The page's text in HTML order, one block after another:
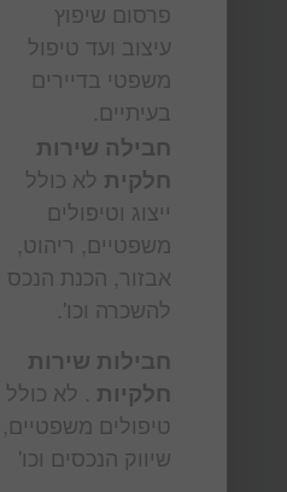
פרסום שיפוץ
עיצוב ועד טיפול
משפטי בדיירים
בעיתיים.
חבילה שירות
חלקית לא כולל
ייצוג וטיפולים
משפטיים, ריהוט,
אבזור, הכנת הנכס
להשכרה וכו'.
חבילות שירות
חלקיות . לא כולל
טיפולים משפטיים,
שיווק הנכסים וכו'